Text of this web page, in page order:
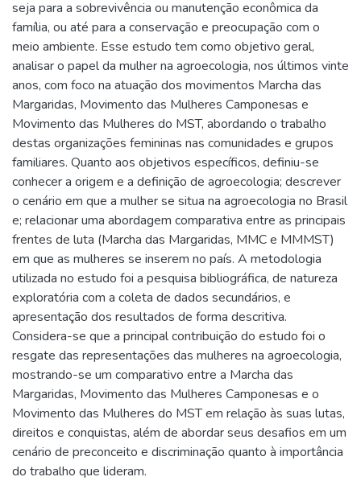
seja para a sobrevivência ou manutenção econômica da
família, ou até para a conservação e preocupação com o
meio ambiente. Esse estudo tem como objetivo geral,
analisar o papel da mulher na agroecologia, nos últimos vinte
anos, com foco na atuação dos movimentos Marcha das
Margaridas, Movimento das Mulheres Camponesas e
Movimento das Mulheres do MST, abordando o trabalho
destas organizações femininas nas comunidades e grupos
familiares. Quanto aos objetivos específicos, definiu-se
conhecer a origem e a definição de agroecologia; descrever
o cenário em que a mulher se situa na agroecologia no Brasil
e; relacionar uma abordagem comparativa entre as principais
frentes de luta (Marcha das Margaridas, MMC e MMMST)
em que as mulheres se inserem no país. A metodologia
utilizada no estudo foi a pesquisa bibliográfica, de natureza
exploratória com a coleta de dados secundários, e
apresentação dos resultados de forma descritiva.
Considera-se que a principal contribuição do estudo foi o
resgate das representações das mulheres na agroecologia,
mostrando-se um comparativo entre a Marcha das
Margaridas, Movimento das Mulheres Camponesas e o
Movimento das Mulheres do MST em relação às suas lutas,
direitos e conquistas, além de abordar seus desafios em um
cenário de preconceito e discriminação quanto à importância
do trabalho que lideram.